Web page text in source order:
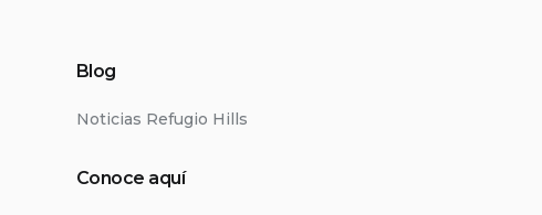
Blog
Noticias Refugio Hills
Conoce aquí